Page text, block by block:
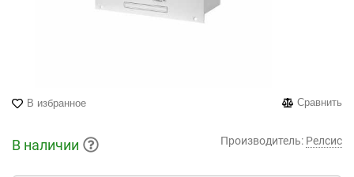
В избранное Сравнить
В наличии Производитель: Релсис